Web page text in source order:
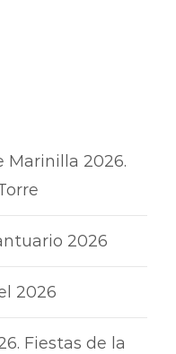
Marinilla 2026.
2026
2026
Fiestas de la